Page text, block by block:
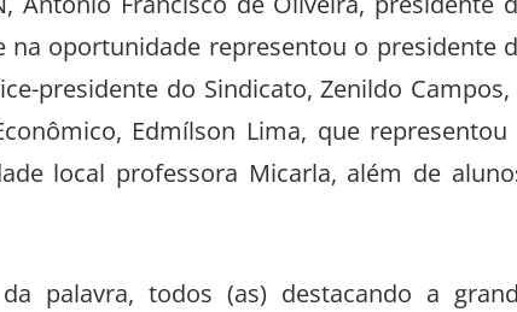
Antônio Francisco de Oliveira, presidente
na oportunidade representou o presidente
presidente do Sindicato, Zenildo
Edmílson Lima, que representou
local professora Micarla, além de